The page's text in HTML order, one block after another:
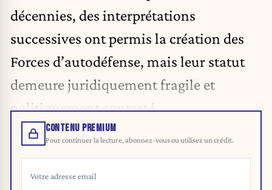
décennies, des interprétations
successives ont permis la création des
Forces d’autodéfense, mais leur statut
demeure juridiquement fragile et
politiquement contesté.
CONTENU PREMIUM
Pour continuer la lecture, abonnez-vous ou utilisez un crédit.